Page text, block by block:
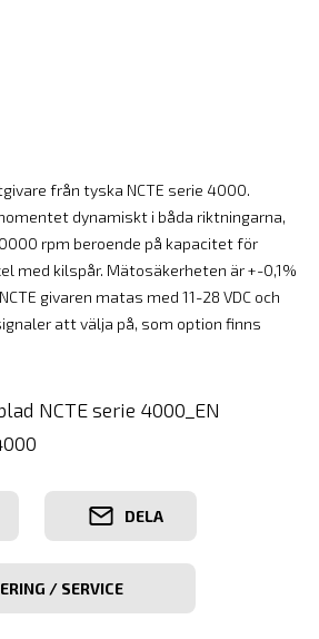
från tyska NCTE serie 4000.
dynamiskt i båda riktningarna,
rpm beroende på kapacitet för
med kilspår. Mätosäkerheten är +-0,1%
givaren matas med 11-28 VDC och
att välja på, som option finns
NCTE serie 4000_EN
DELA
/ SERVICE